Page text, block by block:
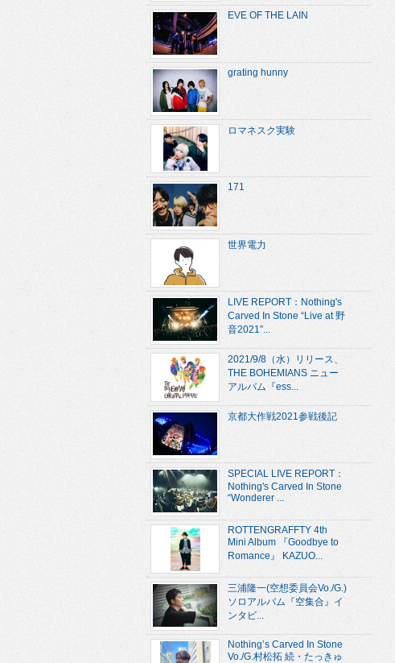
EVE OF THE LAIN
grating hunny
ロマネスク実験
171
世界電力
LIVE REPORT：Nothing's
Carved In Stone “Live at 野
音2021”...
2021/9/8（水）リリース、
THE BOHEMIANS ニュー
アルバム『ess...
京都大作戦2021参戦後記
SPECIAL LIVE REPORT：
Nothing's Carved In Stone
“Wonderer ...
ROTTENGRAFFTY 4th
Mini Album 『Goodbye to
Romance』 KAZUO...
三浦隆一(空想委員会Vo./G.)
ソロアルバム『空集合』イ
ンタビ...
Nothing’s Carved In Stone
Vo./G.村松拓 続・たっきゅ